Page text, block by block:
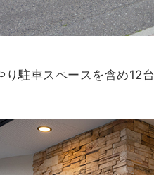
り駐車スペースを含め12